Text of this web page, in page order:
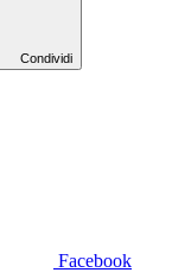
Condividi
Facebook